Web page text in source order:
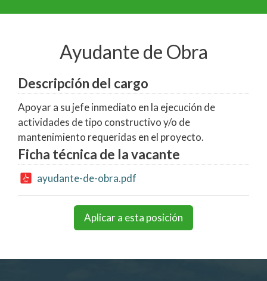
Ayudante de Obra
Descripción del cargo
Apoyar a su jefe inmediato en la ejecución de
actividades de tipo constructivo y/o de
mantenimiento requeridas en el proyecto.
Ficha técnica de la vacante
ayudante-de-obra.pdf
Aplicar a esta posición